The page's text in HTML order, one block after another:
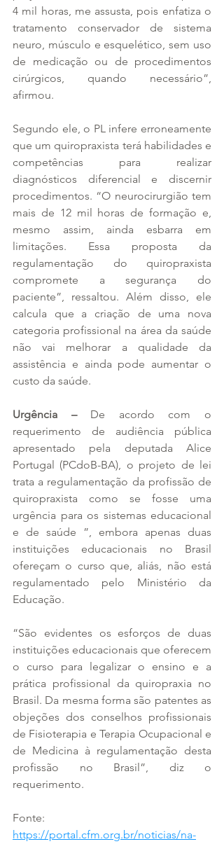
4 mil horas, me assusta, pois enfatiza o
tratamento conservador de sistema
neuro, músculo e esquelético, sem uso
de medicação ou de procedimentos
cirúrgicos, quando necessário”,
afirmou.
Segundo ele, o PL infere erroneamente
que um quiropraxista terá habilidades e
competências para realizar
diagnósticos diferencial e discernir
procedimentos. “O neurocirurgião tem
mais de 12 mil horas de formação e,
mesmo assim, ainda esbarra em
limitações. Essa proposta da
regulamentação do quiropraxista
compromete a segurança do
paciente”, ressaltou. Além disso, ele
calcula que a criação de uma nova
categoria profissional na área da saúde
não vai melhorar a qualidade da
assistência e ainda pode aumentar o
custo da saúde.
Urgência – De acordo com o
requerimento de audiência pública
apresentado pela deputada Alice
Portugal (PCdoB-BA), o projeto de lei
trata a regulamentação da profissão de
quiropraxista como se fosse uma
urgência para os sistemas educacional
e de saúde ”, embora apenas duas
instituições educacionais no Brasil
ofereçam o curso que, aliás, não está
regulamentado pelo Ministério da
Educação.
“São evidentes os esforços de duas
instituições educacionais que oferecem
o curso para legalizar o ensino e a
prática profissional da quiropraxia no
Brasil. Da mesma forma são patentes as
objeções dos conselhos profissionais
de Fisioterapia e Terapia Ocupacional e
de Medicina à regulamentação desta
profissão no Brasil”, diz o
requerimento.
https://portal.cfm.org.br/noticias/na-